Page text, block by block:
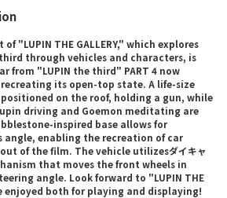
"LUPIN THE GALLERY," which explores
through vehicles and characters, is
from "LUPIN the third" PART 4 now
its open-top state. A life-size
positioned on the roof, holding a gun, while
driving and Goemon meditating are
inspired base allows for
enabling the recreation of car
of the film. The vehicle utilizesダイキャ
that moves the front wheels in
angle. Look forward to "LUPIN THE
enjoyed both for playing and displaying!